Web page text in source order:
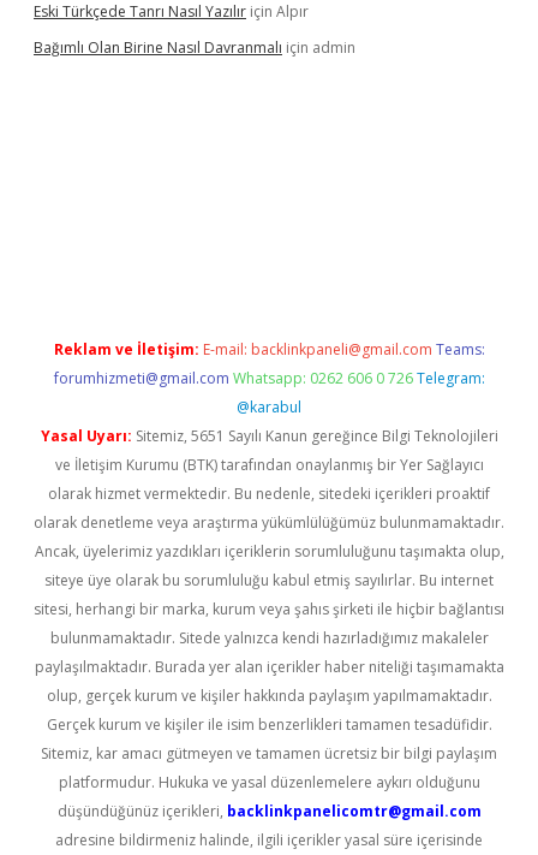
Eski Türkçede Tanrı Nasıl Yazılır için Alpır
Bağımlı Olan Birine Nasıl Davranmalı için admin
Reklam ve İletişim: E-mail: backlinkpaneli@gmail.com Teams:
forumhizmeti@gmail.com Whatsapp: 0262 606 0 726 Telegram:
@karabul
Yasal Uyarı: Sitemiz, 5651 Sayılı Kanun gereğince Bilgi Teknolojileri
ve İletişim Kurumu (BTK) tarafından onaylanmış bir Yer Sağlayıcı
olarak hizmet vermektedir. Bu nedenle, sitedeki içerikleri proaktif
olarak denetleme veya araştırma yükümlülüğümüz bulunmamaktadır.
Ancak, üyelerimiz yazdıkları içeriklerin sorumluluğunu taşımakta olup,
siteye üye olarak bu sorumluluğu kabul etmiş sayılırlar. Bu internet
sitesi, herhangi bir marka, kurum veya şahıs şirketi ile hiçbir bağlantısı
bulunmamaktadır. Sitede yalnızca kendi hazırladığımız makaleler
paylaşılmaktadır. Burada yer alan içerikler haber niteliği taşımamakta
olup, gerçek kurum ve kişiler hakkında paylaşım yapılmamaktadır.
Gerçek kurum ve kişiler ile isim benzerlikleri tamamen tesadüfidir.
Sitemiz, kar amacı gütmeyen ve tamamen ücretsiz bir bilgi paylaşım
platformudur. Hukuka ve yasal düzenlemelere aykırı olduğunu
düşündüğünüz içerikleri, backlinkpanelicomtr@gmail.com
adresine bildirmeniz halinde, ilgili içerikler yasal süre içerisinde